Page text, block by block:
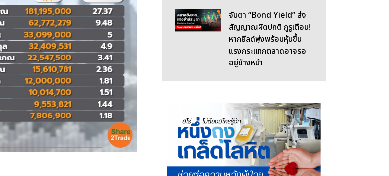
จับตา “Bond Yield” ส่ง
สัญญาณผิดปกติ กูรูเตือน!
หากยีลด์พุ่งพร้อมหุ้นขึ้น
แรงกระแทกตลาดอาจรอ
อยู่ข้างหน้า